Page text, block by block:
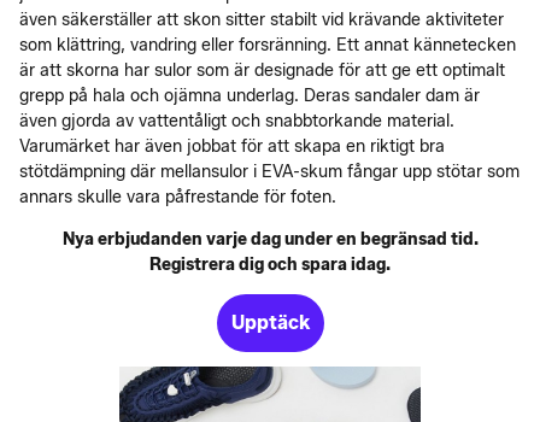
även säkerställer att skon sitter stabilt vid krävande aktiviteter
som klättring, vandring eller forsränning. Ett annat kännetecken
är att skorna har sulor som är designade för att ge ett optimalt
grepp på hala och ojämna underlag. Deras sandaler dam är
även gjorda av vattentåligt och snabbtorkande material.
Varumärket har även jobbat för att skapa en riktigt bra
stötdämpning där mellansulor i EVA-skum fångar upp stötar som
annars skulle vara påfrestande för foten.
Nya erbjudanden varje dag under en begränsad tid.
Registrera dig och spara idag.
Upptäck